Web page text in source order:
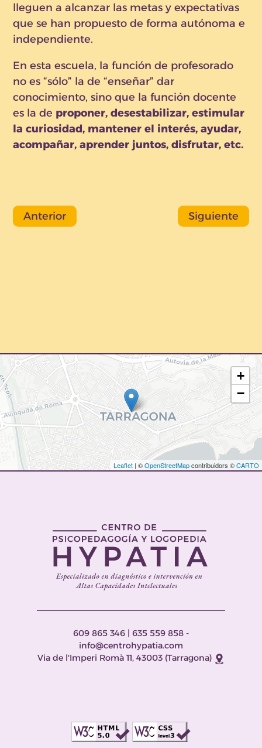
lleguen a alcanzar las metas y expectativas
que se han propuesto de forma autónoma e
independiente.
En esta escuela, la función de profesorado
no es “sólo” la de “enseñar” dar
conocimiento, sino que la función docente
es la de proponer, desestabilizar, estimular
la curiosidad, mantener el interés, ayudar,
acompañar, aprender juntos, disfrutar, etc.
Anterior Siguiente
+
−
Leaflet | ©OpenStreetMapcontribuidors ©CARTO
609 865 346 635 559 858 -
info@centrohypatia.com
Via de l'Imperi Romà 11, 43003 (Tarragona)